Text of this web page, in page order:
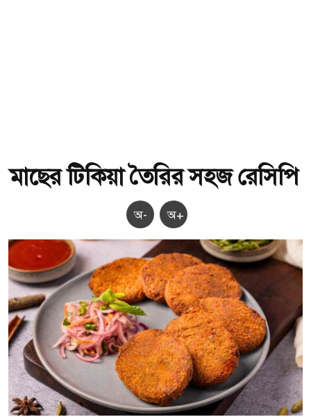
মাছের টিকিয়া তৈরির সহজ রেসিপি
অ- অ+